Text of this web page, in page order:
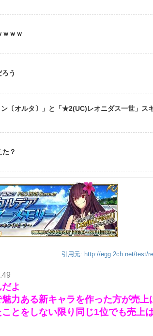
ｗｗｗ
う
ン〔オルタ〕」と「★2(UC)レオニダス一世」
た？
引用元: http://egg.2ch.net/test/
よ
力ある新キャラを作った方が売上
とをしない限り同じ1位でも売上